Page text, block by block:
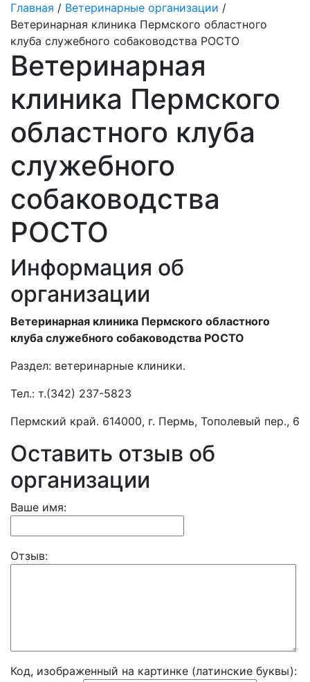
Главная / Ветеринарные организации /
Ветеринарная клиника Пермского областного
клуба служебного собаководства РОСТО
Ветеринарная
клиника Пермского
областного клуба
служебного
собаководства
РОСТО
Информация об
организации
Ветеринарная клиника Пермского областного
клуба служебного собаководства РОСТО
Раздел: ветеринарные клиники.
Тел.: т.(342) 237-5823
Пермский край. 614000, г. Пермь, Тополевый пер., 6
Оставить отзыв об
организации
Ваше имя:
Отзыв:
Код, изображенный на картинке (латинские буквы):